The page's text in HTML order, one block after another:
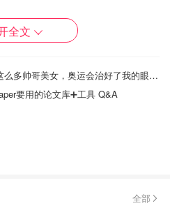
3)全文
姐妹们，进来饱眼福！这么多帅哥美女，奥运会治好了我的眼疾！
要用的论文库➕工具 Q&A
全部